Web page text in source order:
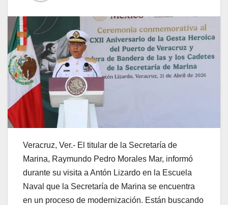
Veracruz, Ver.- El titular de la Secretaría de
Marina, Raymundo Pedro Morales Mar, informó
durante su visita a Antón Lizardo en la Escuela
Naval que la Secretaría de Marina se encuentra
en un proceso de modernización. Están buscando